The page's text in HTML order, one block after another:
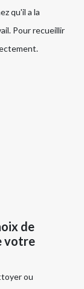
qu'il a la
Pour recueillir
de
votre
ou